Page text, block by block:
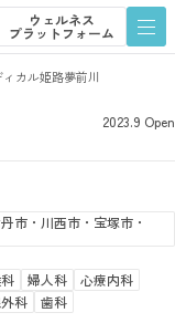
ウェルネス
プラットフォーム
ウェルネス
プラットフォーム
ィカル姫路夢前川
2023.9 Open
市・川西市・宝塚市・
婦人科
心療内科
科 歯科